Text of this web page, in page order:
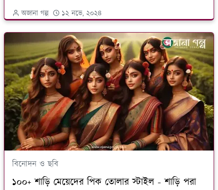
অজানা গল্প ১২ নভে, ২০২৪
বিনোদন ও ছবি
১০০+ শাড়ি মেয়েদের পিক তোলার স্টাইল - শাড়ি পরা